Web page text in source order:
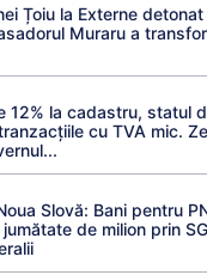
Țoiu la Externe
Muraru a
12% la cadastru, statul
cu TVA mic.
Slovă: Bani pentru
de milion prin